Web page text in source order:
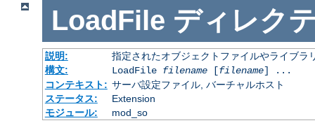
LoadFile ディレク
説明:
指定されたオブジェクトファイルやライブラ
構文:
LoadFile filename[filename] ...
コンテキスト: サーバ設定ファイル, バーチャルホスト
ステータス:
Extension
モジュール:
mod_so